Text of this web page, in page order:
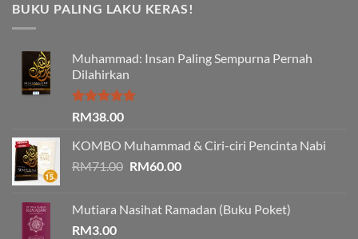
BUKU PALING LAKU KERAS!
Muhammad: Insan Paling Sempurna Pernah
Dilahirkan
Rated 5.00
RM38.00
KOMBO Muhammad & Ciri-ciri Pencinta Nabi
RM71.00 Original
RM71.00.
RM60.00Current
RM60.00.
Mutiara Nasihat Ramadan (Buku Poket)
RM3.00